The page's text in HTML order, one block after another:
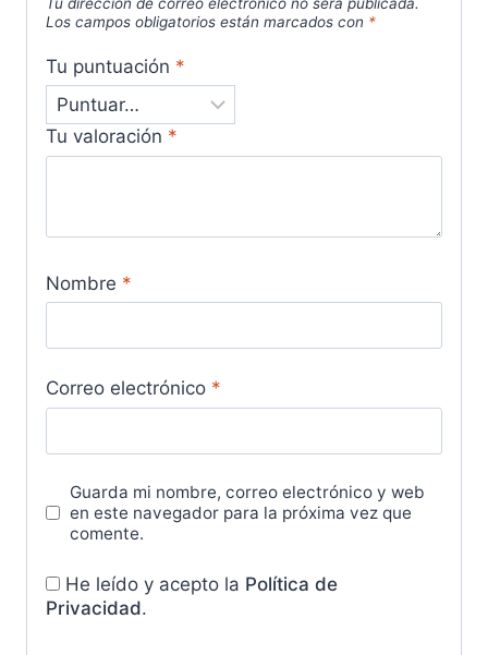
Tu dirección de correo electrónico no será publicada.
Los campos obligatorios están marcados con *
Tu puntuación *
Tu valoración *
Nombre *
Correo electrónico *
Guarda mi nombre, correo electrónico y web
en este navegador para la próxima vez que
comente.
He leído y acepto la Política de
Privacidad.